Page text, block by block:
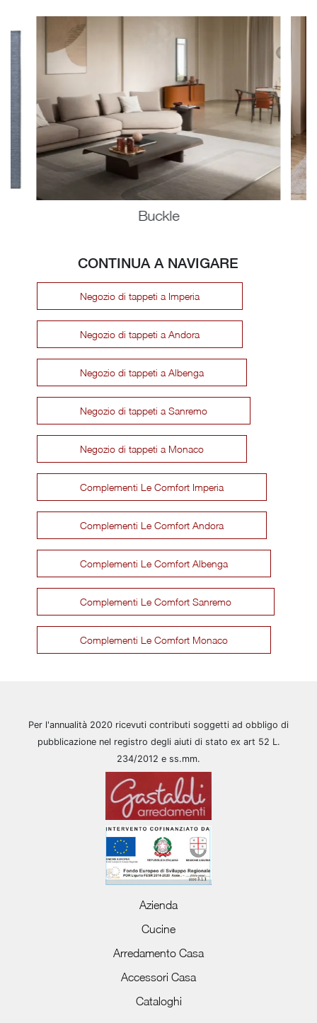
Buckle
CONTINUA A NAVIGARE
Negozio di tappeti a Imperia
Negozio di tappeti a Andora
Negozio di tappeti a Albenga
Negozio di tappeti a Sanremo
Negozio di tappeti a Monaco
Complementi Le Comfort Imperia
Complementi Le Comfort Andora
Complementi Le Comfort Albenga
Complementi Le Comfort Sanremo
Complementi Le Comfort Monaco
Per l'annualità 2020 ricevuti contributi soggetti ad obbligo di
pubblicazione nel registro degli aiuti di stato ex art 52 L.
234/2012 e ss.mm.
Azienda
Cucine
Arredamento Casa
Accessori Casa
Cataloghi